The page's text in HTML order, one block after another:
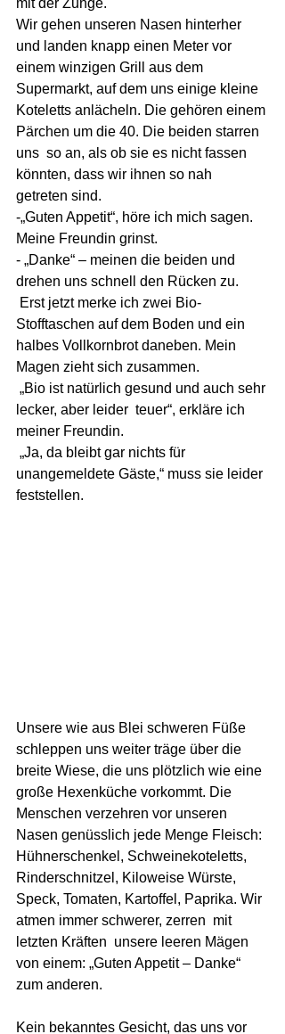
mit der Zunge.
Wir gehen unseren Nasen hinterher
und landen knapp einen Meter vor
einem winzigen Grill aus dem
Supermarkt, auf dem uns einige kleine
Koteletts anlächeln. Die gehören einem
Pärchen um die 40. Die beiden starren
uns  so an, als ob sie es nicht fassen
könnten, dass wir ihnen so nah
getreten sind.
-„Guten Appetit“, höre ich mich sagen.
Meine Freundin grinst.
- „Danke“ – meinen die beiden und
drehen uns schnell den Rücken zu.
Stofftaschen auf dem Boden und ein
halbes Vollkornbrot daneben. Mein
Magen zieht sich zusammen.
lecker, aber leider  teuer“, erkläre ich
meiner Freundin.
unangemeldete Gäste,“ muss sie leider
feststellen.
Unsere wie aus Blei schweren Füße
schleppen uns weiter träge über die
breite Wiese, die uns plötzlich wie eine
große Hexenküche vorkommt. Die
Menschen verzehren vor unseren
Nasen genüsslich jede Menge Fleisch:
Hühnerschenkel, Schweinekoteletts,
Rinderschnitzel, Kiloweise Würste,
Speck, Tomaten, Kartoffel, Paprika. Wir
atmen immer schwerer, zerren  mit
letzten Kräften  unsere leeren Mägen
von einem: „Guten Appetit – Danke“
zum anderen.
Kein bekanntes Gesicht, das uns vor